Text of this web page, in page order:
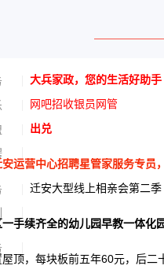
大兵家政，您的生活好助手
网吧招收银员网管
出兑
运营中心招聘星管家服务专员
迁安大型线上相亲会第二季
手续齐全的幼儿园早教一体化
顶，每块板前五年60元，后